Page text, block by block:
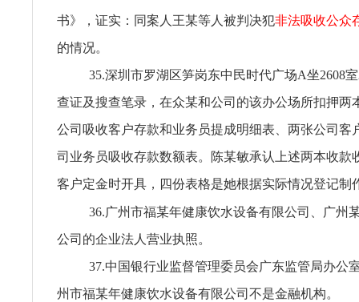
书》，证实：同案人王某等人被判决犯非法吸收公众
的情况。
35.深圳市罗湖区笋岗东中民时代广场A坐2608
查证及搜查笔录，在众某和公司的该办公场所扣押两
公司吸收客户存款和业务员提成明细表、两张公司客
司业务员吸收存款数额表。陈某敏承认上述两本收款
客户定金时开具，四份表格是她根据实际情况登记制
36.广州市福某年健康饮水设备有限公司、广州
公司的企业法人营业执照。
37.中国银行业监督管理委员会广东监管局办公
州市福某年健康饮水设备有限公司不是金融机构。